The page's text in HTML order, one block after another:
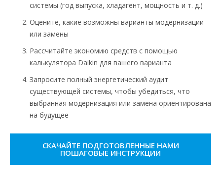
системы (год выпуска, хладагент, мощность и т. д.)
Оцените, какие возможны варианты модернизации
или замены
Рассчитайте экономию средств с помощью
калькулятора Daikin для вашего варианта
Запросите полный энергетический аудит
существующей системы, чтобы убедиться, что
выбранная модернизация или замена ориентирована
на будущее
СКАЧАЙТЕ ПОДГОТОВЛЕННЫЕ НАМИ
ПОШАГОВЫЕ ИНСТРУКЦИИ